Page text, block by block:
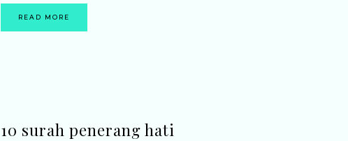
READ MORE
10 surah penerang hati